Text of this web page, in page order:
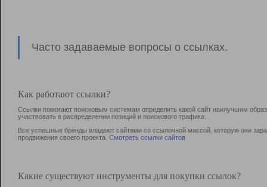
Часто задаваемые вопросы о ссылках.
Как работают ссылки?
Ссылки помогают поисковым системам определить какой сайт наилучшим
участвовать в раcпределении позиций и поискового трафика.
Все успешные бренды владеют сайтами со ссылочной массой, которую они
продвижения своего проекта. Смотреть ссылки сайтов
Какие существуют инструменты для покупки ссылок?